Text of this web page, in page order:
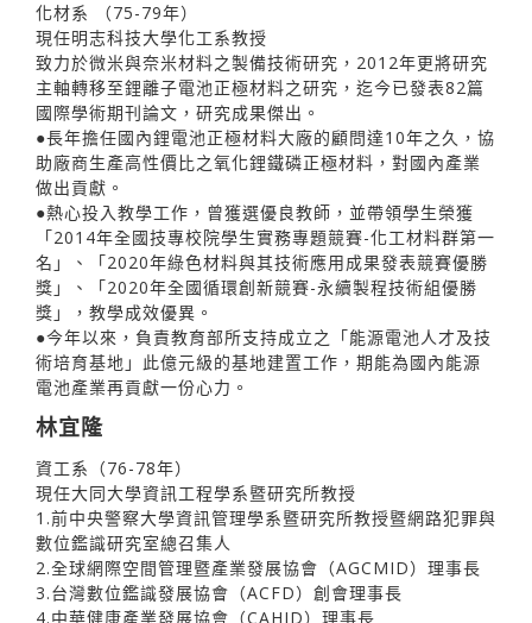
化材系 （75-79年）
現任明志科技大學化工系教授
致力於微米與奈米材料之製備技術研究，2012年更將研究
主軸轉移至鋰離子電池正極材料之研究，迄今已發表82篇
國際學術期刊論文，研究成果傑出。
●長年擔任國內鋰電池正極材料大廠的顧問達10年之久，協
助廠商生產高性價比之氧化鋰鐵磷正極材料，對國內產業
做出貢獻。
●熱心投入教學工作，曾獲選優良教師，並帶領學生榮獲
「2014年全國技專校院學生實務專題競賽-化工材料群第一
名」、「2020年綠色材料與其技術應用成果發表競賽優勝
獎」、「2020年全國循環創新競賽-永續製程技術組優勝
獎」，教學成效優異。
●今年以來，負責教育部所支持成立之「能源電池人才及技
術培育基地」此億元級的基地建置工作，期能為國內能源
電池產業再貢獻一份心力。
林宜隆
資工系（76-78年）
現任大同大學資訊工程學系暨研究所教授
1.前中央警察大學資訊管理學系暨研究所教授暨網路犯罪與
數位鑑識研究室總召集人
2.全球網際空間管理暨產業發展協會（AGCMID）理事長
3.台灣數位鑑識發展協會（ACFD）創會理事長
4.中華健康產業發展協會（CAHID）理事長